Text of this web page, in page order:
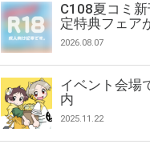
C108夏コミ
定特典フェア
2026.08.07
イベント会場
内
2025.11.22